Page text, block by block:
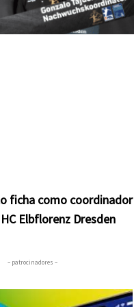
ficha como coordinador
Elbflorenz Dresden
– patrocinadores –